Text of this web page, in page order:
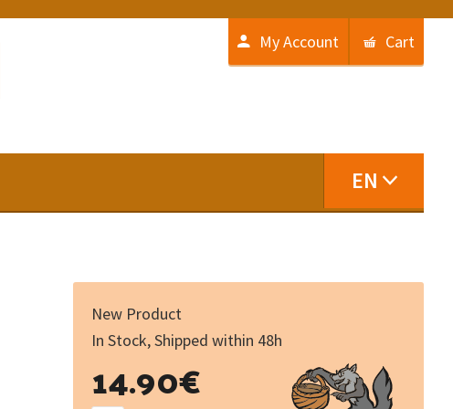
My Account Cart
EN
New Product
In Stock, Shipped within 48h
14.90€
mille
premiers